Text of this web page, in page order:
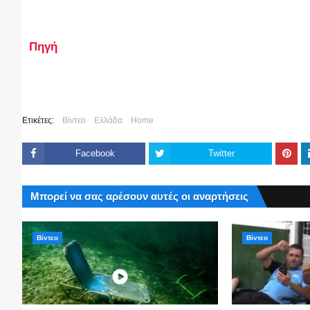
Πηγή
Ετικέτες: Βίντεο Ελλάδα Home
Facebook Twitter
Μπορεί να σας αρέσουν αυτές οι αναρτήσεις
Βίντεο Βίντεο